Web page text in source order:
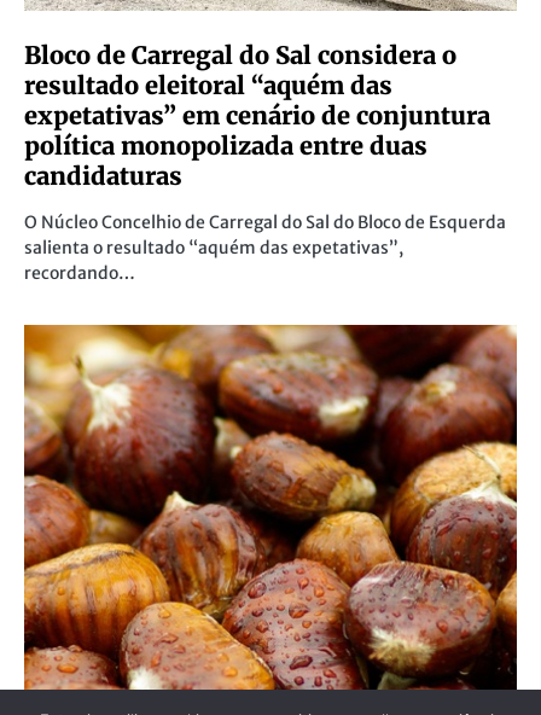
Bloco de Carregal do Sal considera o
resultado eleitoral “aquém das
expetativas” em cenário de conjuntura
política monopolizada entre duas
candidaturas
O Núcleo Concelhio de Carregal do Sal do Bloco de Esquerda
salienta o resultado “aquém das expetativas”,
recordando…